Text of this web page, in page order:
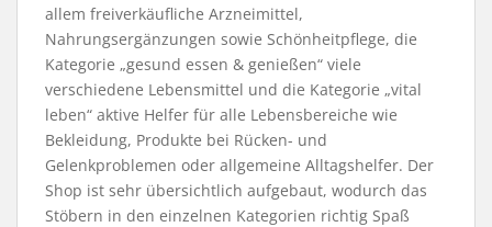
allem freiverkäufliche Arzneimittel,
Nahrungsergänzungen sowie Schönheitpflege, die
Kategorie „gesund essen & genießen“ viele
verschiedene Lebensmittel und die Kategorie „vital
leben“ aktive Helfer für alle Lebensbereiche wie
Bekleidung, Produkte bei Rücken- und
Gelenkproblemen oder allgemeine Alltagshelfer. Der
Shop ist sehr übersichtlich aufgebaut, wodurch das
Stöbern in den einzelnen Kategorien richtig Spaß